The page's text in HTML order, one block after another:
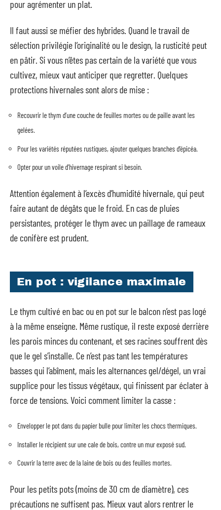
pour agrémenter un plat.
Il faut aussi se méfier des hybrides. Quand le travail de
sélection privilégie l’originalité ou le design, la rusticité peut
en pâtir. Si vous n’êtes pas certain de la variété que vous
cultivez, mieux vaut anticiper que regretter. Quelques
protections hivernales sont alors de mise :
Recouvrir le thym d’une couche de feuilles mortes ou de paille avant les
gelées.
Pour les variétés réputées rustiques, ajouter quelques branches d’épicéa.
Opter pour un voile d’hivernage respirant si besoin.
Attention également à l’excès d’humidité hivernale, qui peut
faire autant de dégâts que le froid. En cas de pluies
persistantes, protéger le thym avec un paillage de rameaux
de conifère est prudent.
En pot : vigilance maximale
Le thym cultivé en bac ou en pot sur le balcon n’est pas logé
à la même enseigne. Même rustique, il reste exposé derrière
les parois minces du contenant, et ses racines souffrent dès
que le gel s’installe. Ce n’est pas tant les températures
basses qui l’abîment, mais les alternances gel/dégel, un vrai
supplice pour les tissus végétaux, qui finissent par éclater à
force de tensions. Voici comment limiter la casse :
Envelopper le pot dans du papier bulle pour limiter les chocs thermiques.
Installer le récipient sur une cale de bois, contre un mur exposé sud.
Couvrir la terre avec de la laine de bois ou des feuilles mortes.
Pour les petits pots (moins de 30 cm de diamètre), ces
précautions ne suffisent pas. Mieux vaut alors rentrer le